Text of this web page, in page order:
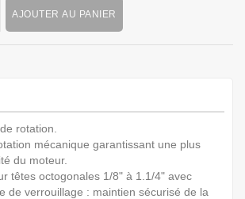
AJOUTER AU PANIER
rotation.
mécanique garantissant une plus
du moteur.
têtes octogonales 1/8" à 1.1/4" avec
de verrouillage : maintien sécurisé de la